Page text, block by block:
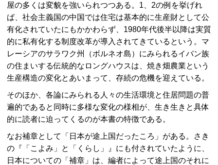
屋の多くは変貌を強いられつつある。1、2の例を挙げれ
ば、社会主義国の中国では住宅は基本的に生産財として公
有化されていたにもかかわらず、1980年代後半以降は実質
的に私有化する制度改革が導入されてきているという。マ
レーシアのサラワク州（ボルネオ島）にみられるイバン族
の住まいする伝統的なロングハウスは、焼き畑農業という
生産構造の変化とあいまって、存続の危機を迎えている。
そのほか、各論にみられる人々の生活環境と住居問題の普
遍的であると同時に多様な変化の様相が、生き生きと具体
的に読者に迫ってくるのが本書の特徴である。
なお補章として「日本が途上国だったころ」がある。さき
の『「こよみ」と「くらし」』にも付されていたように、
日本についての「補章」は、編者によって途上国のそれに